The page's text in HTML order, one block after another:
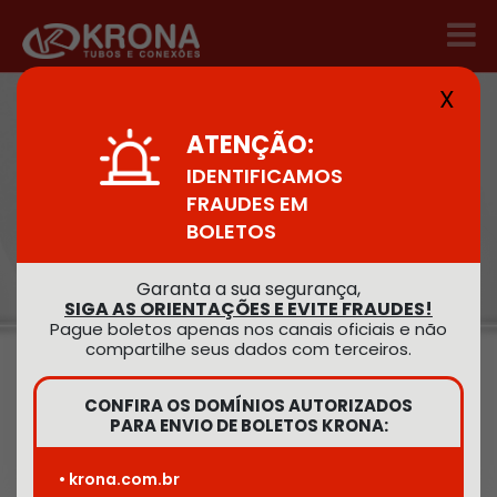
PRODUTOS/
Água Fria
Encontre o
produto desejado
X
ATENÇÃO:
IDENTIFICAMOS
FRAUDES EM
BOLETOS
Garanta a sua segurança,
SIGA AS ORIENTAÇÕES E EVITE FRAUDES!
Pague boletos apenas nos canais oficiais e não
compartilhe seus dados com terceiros.
CONFIRA OS DOMÍNIOS AUTORIZADOS
PARA ENVIO DE BOLETOS KRONA:
• krona.com.br